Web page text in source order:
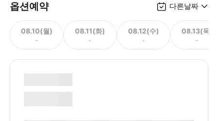
옵션예약 다른날짜
08.10(월)
-
08.11(화)
-
08.12(수)
-
08.13(목)
-